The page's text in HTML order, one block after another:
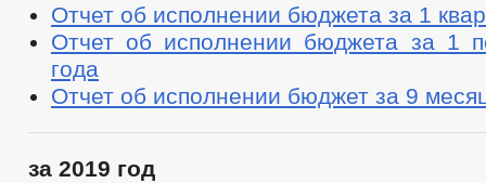
Отчет об исполнении бюджета за 1
Отчет об исполнении бюджета за 1
года
Отчет об исполнении бюджет за 9
за 2019 год